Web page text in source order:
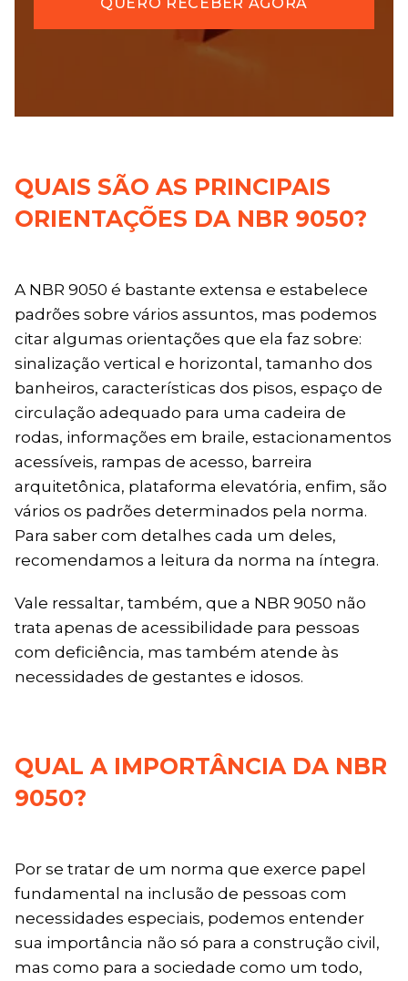
QUAIS SÃO AS PRINCIPAIS
ORIENTAÇÕES DA NBR 9050?
A NBR 9050 é bastante extensa e estabelece
padrões sobre vários assuntos, mas podemos
citar algumas orientações que ela faz sobre:
sinalização vertical e horizontal, tamanho dos
banheiros, características dos pisos, espaço de
circulação adequado para uma cadeira de
rodas, informações em braile, estacionamentos
acessíveis, rampas de acesso, barreira
arquitetônica, plataforma elevatória, enfim, são
vários os padrões determinados pela norma.
Para saber com detalhes cada um deles,
recomendamos a leitura da norma na íntegra.
Vale ressaltar, também, que a NBR 9050 não
trata apenas de acessibilidade para pessoas
com deficiência, mas também atende às
necessidades de gestantes e idosos.
QUAL A IMPORTÂNCIA DA NBR
9050?
Por se tratar de um norma que exerce papel
fundamental na inclusão de pessoas com
necessidades especiais, podemos entender
sua importância não só para a construção civil,
mas como para a sociedade como um todo,